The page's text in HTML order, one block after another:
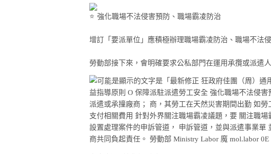
強化職場不法侵害預防、職場霸凌防治
增訂「要派單位」應積極辦理職場霸凌防治、職場不法
勞動部接下來，會明確要求公私部門在運用承攬或派遣